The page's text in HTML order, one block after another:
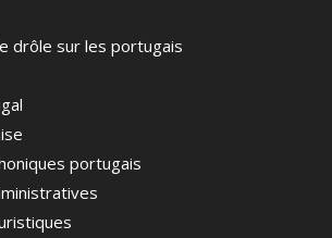
drôle sur les portugais
portugais